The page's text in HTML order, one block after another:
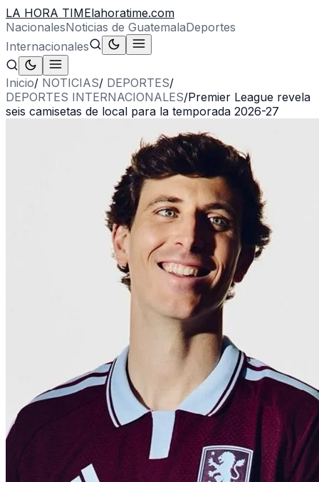
LA HORA TIMElahoratime.com
NacionalesNoticias de GuatemalaDeportes
Internacionales
Inicio/ NOTICIAS/ DEPORTES/
DEPORTES INTERNACIONALES/Premier League revela
seis camisetas de local para la temporada 2026-27